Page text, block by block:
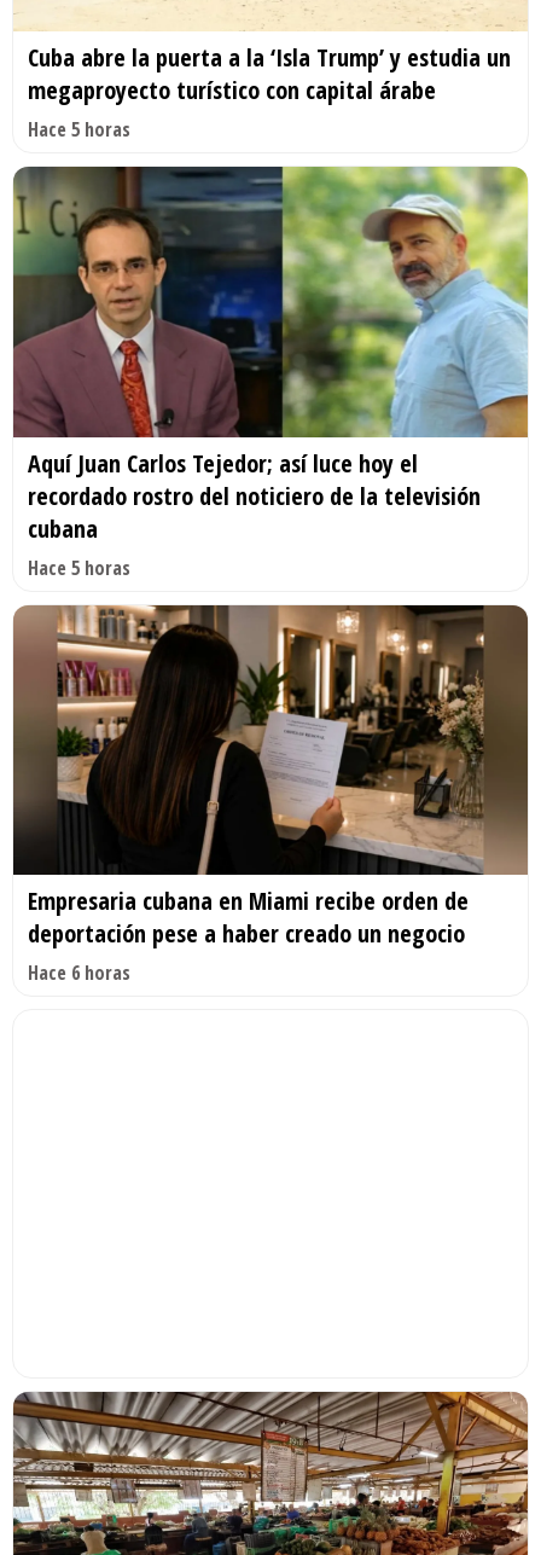
Cuba abre la puerta a la ‘Isla Trump’ y estudia un
megaproyecto turístico con capital árabe
Hace 5 horas
Aquí Juan Carlos Tejedor; así luce hoy el
recordado rostro del noticiero de la televisión
cubana
Hace 5 horas
Empresaria cubana en Miami recibe orden de
deportación pese a haber creado un negocio
Hace 6 horas